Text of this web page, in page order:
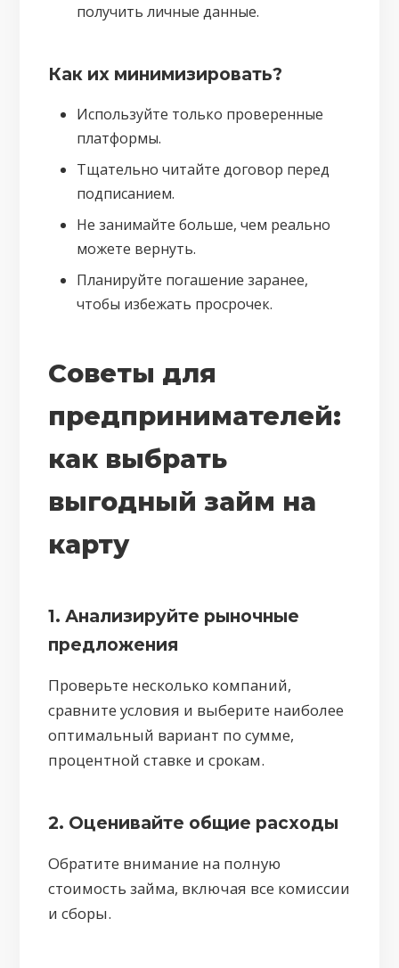
получить личные данные.
Как их минимизировать?
Используйте только проверенные
платформы.
Тщательно читайте договор перед
подписанием.
Не занимайте больше, чем реально
можете вернуть.
Планируйте погашение заранее,
чтобы избежать просрочек.
Советы для
предпринимателей:
как выбрать
выгодный займ на
карту
1. Анализируйте рыночные
предложения
Проверьте несколько компаний,
сравните условия и выберите наиболее
оптимальный вариант по сумме,
процентной ставке и срокам.
2. Оценивайте общие расходы
Обратите внимание на полную
стоимость займа, включая все комиссии
и сборы.